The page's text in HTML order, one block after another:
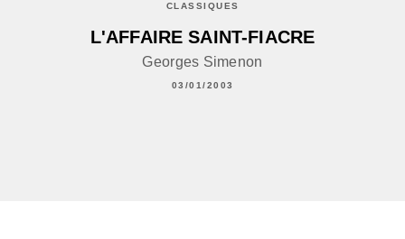
CLASSIQUES
L'AFFAIRE SAINT-FIACRE
Georges Simenon
03/01/2003